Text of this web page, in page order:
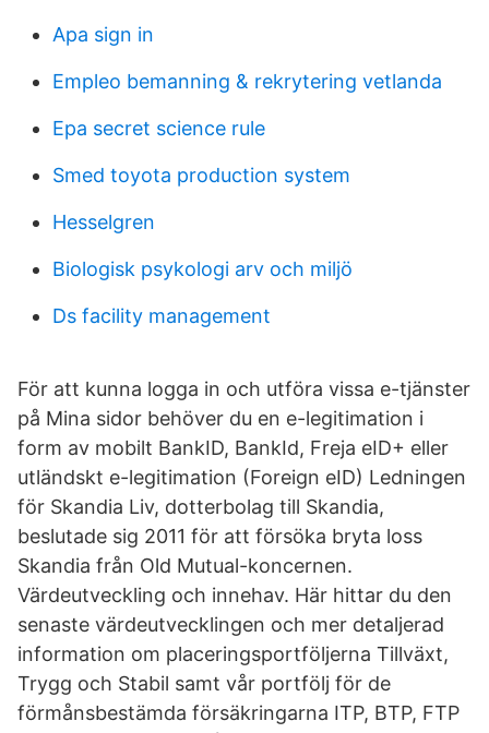
Apa sign in
Empleo bemanning & rekrytering vetlanda
Epa secret science rule
Smed toyota production system
Hesselgren
Biologisk psykologi arv och miljö
Ds facility management
För att kunna logga in och utföra vissa e-tjänster
på Mina sidor behöver du en e-legitimation i
form av mobilt BankID, BankId, Freja eID+ eller
utländskt e-legitimation (Foreign eID) Ledningen
för Skandia Liv, dotterbolag till Skandia,
beslutade sig 2011 för att försöka bryta loss
Skandia från Old Mutual-koncernen.
Värdeutveckling och innehav. Här hittar du den
senaste värdeutvecklingen och mer detaljerad
information om placeringsportföljerna Tillväxt,
Trygg och Stabil samt vår portfölj för de
förmånsbestämda försäkringarna ITP, BTP, FTP